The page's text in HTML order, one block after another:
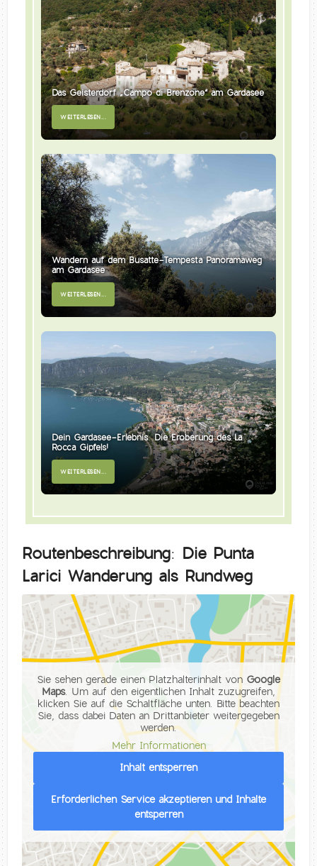
Das Geisterdorf „Campo di Brenzone“ am Gardasee
WEITERLESEN...
Wandern auf dem Busatte-Tempesta Panoramaweg
am Gardasee
WEITERLESEN...
Dein Gardasee-Erlebnis: Die Eroberung des La
Rocca Gipfels!
WEITERLESEN...
Routenbeschreibung: Die Punta
Larici Wanderung als Rundweg
Sie sehen gerade einen Platzhalterinhalt von Google
Maps. Um auf den eigentlichen Inhalt zuzugreifen,
klicken Sie auf die Schaltfläche unten. Bitte beachten
Sie, dass dabei Daten an Drittanbieter weitergegeben
werden.
Mehr Informationen
Inhalt entsperren
Erforderlichen Service akzeptieren und Inhalte
entsperren